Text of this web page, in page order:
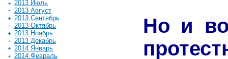
2013 Июль
2013 Август
2013 Сентябрь
2013 Октябрь
2013 Ноябрь
2013 Декабрь
2014 Январь
2014 Февраль
Но и